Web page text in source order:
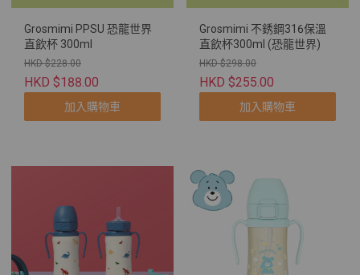
Grosmimi PPSU 恐龍世界
直飲杯 300ml
HKD $228.00
HKD $188.00
加入購物車
Grosmimi 不銹鋼316保溫
直飲杯300ml (恐龍世界)
HKD $298.00
HKD $255.00
加入購物車